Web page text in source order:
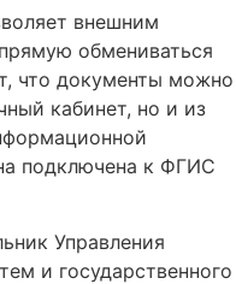
внешним
обмениваться
что документы можно
кабинет, но и из
подключена к ФГИС
Управления
и государственного